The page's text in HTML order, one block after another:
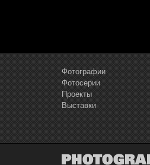
Фотографии
Фотосерии
Проекты
Выставки